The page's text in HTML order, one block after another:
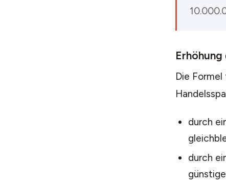
Erhöhung
Die
durch
durch